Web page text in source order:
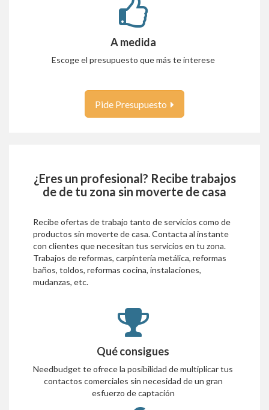
A medida
Escoge el presupuesto que más te interese
Pide Presupuesto
¿Eres un profesional? Recibe trabajos
de de tu zona sin moverte de casa
Recibe ofertas de trabajo tanto de servicios como de
productos sin moverte de casa. Contacta al instante
con clientes que necesitan tus servicios en tu zona.
Trabajos de reformas, carpíntería metálica, reformas
baños, toldos, reformas cocina, instalaciones,
mudanzas, etc.
Qué consigues
Needbudget te ofrece la posibilidad de multiplicar tus
contactos comerciales sin necesidad de un gran
esfuerzo de captación